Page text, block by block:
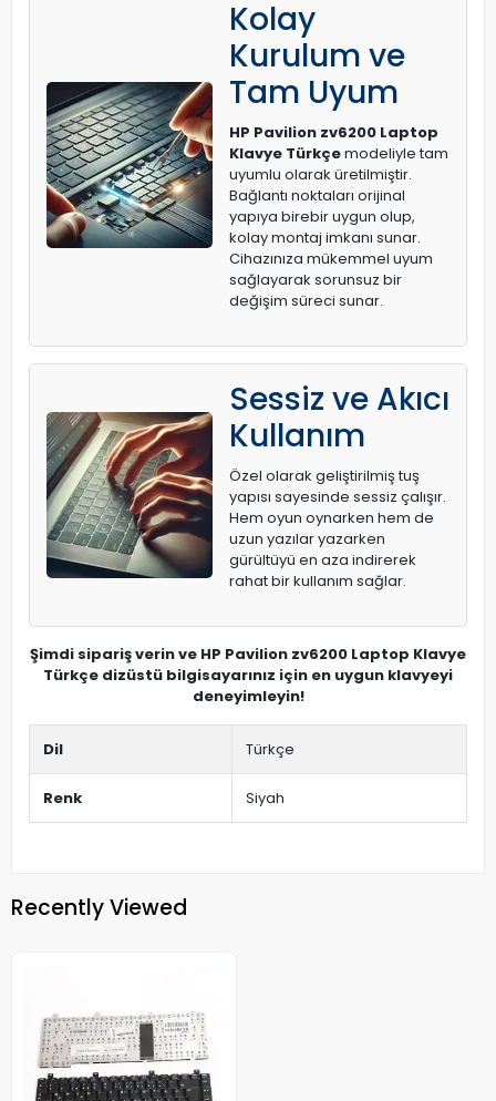
Kolay
Kurulum ve
Tam Uyum
HP Pavilion zv6200 Laptop
Klavye Türkçemodeliyle tam
uyumlu olarak üretilmiştir.
Bağlantı noktaları orijinal
yapıya birebir uygun olup,
kolay montaj imkanı sunar.
Cihazınıza mükemmel uyum
sağlayarak sorunsuz bir
değişim süreci sunar.
Sessiz ve Akıcı
Kullanım
Özel olarak geliştirilmiş tuş
yapısı sayesinde sessiz çalışır.
Hem oyun oynarken hem de
uzun yazılar yazarken
gürültüyü en aza indirerek
rahat bir kullanım sağlar.
Şimdi sipariş verin ve HP Pavilion zv6200 Laptop Klavye
Türkçe dizüstü bilgisayarınız için en uygun klavyeyi
deneyimleyin!
Dil Türkçe
Renk Siyah
Recently Viewed